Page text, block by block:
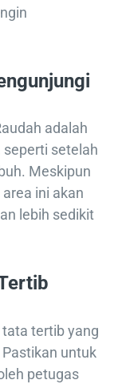
adalah
setelah
Meskipun
ini akan
lebih sedikit
tertib yang
untuk
petugas